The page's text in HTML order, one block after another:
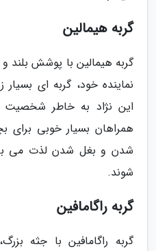
گربه هیمالین
گربه هیمالین با پوشش
نماینده خود، گربه ای
این نژاد به خاطر شخصیت
همراهان بسیار خوبی برای
شدن و بغل شدن لذت می
شوند.
گربه راگامافین
گربه راگامافین با جثه